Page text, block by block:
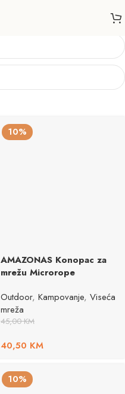
10%
AMAZONAS Konopac za
mrežu Microrope
Outdoor, Kampovanje, Viseća
mreža
45,00KM
40,50 KM
10%